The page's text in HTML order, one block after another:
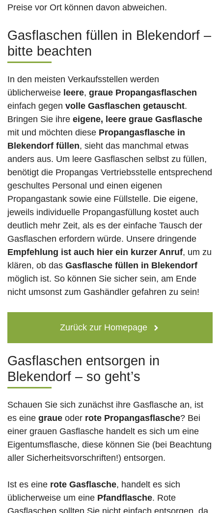
Preise vor Ort können davon abweichen.
Gasflaschen füllen in Blekendorf –
bitte beachten
In den meisten Verkaufsstellen werden
üblicherweise leere, graue Propangasflaschen
einfach gegen volle Gasflaschen getauscht.
Bringen Sie ihre eigene, leere graue Gasflasche
mit und möchten diese Propangasflasche in
Blekendorf füllen, sieht das manchmal etwas
anders aus. Um leere Gasflaschen selbst zu füllen,
benötigt die Propangas Vertriebsstelle entsprechend
geschultes Personal und einen eigenen
Propangastank sowie eine Füllstelle. Die eigene,
jeweils individuelle Propangasfüllung kostet auch
deutlich mehr Zeit, als es der einfache Tausch der
Gasflaschen erfordern würde. Unsere dringende
Empfehlung ist auch hier ein kurzer Anruf, um zu
klären, ob das Gasflasche füllen in Blekendorf
möglich ist. So können Sie sicher sein, am Ende
nicht umsonst zum Gashändler gefahren zu sein!
Zurück zur Homepage
Gasflaschen entsorgen in
Blekendorf – so geht’s
Schauen Sie sich zunächst ihre Gasflasche an, ist
es eine graue oder rote Propangasflasche? Bei
einer grauen Gasflasche handelt es sich um eine
Eigentumsflasche, diese können Sie (bei Beachtung
aller Sicherheitsvorschriften!) entsorgen.
Ist es eine rote Gasflasche, handelt es sich
üblicherweise um eine Pfandflasche. Rote